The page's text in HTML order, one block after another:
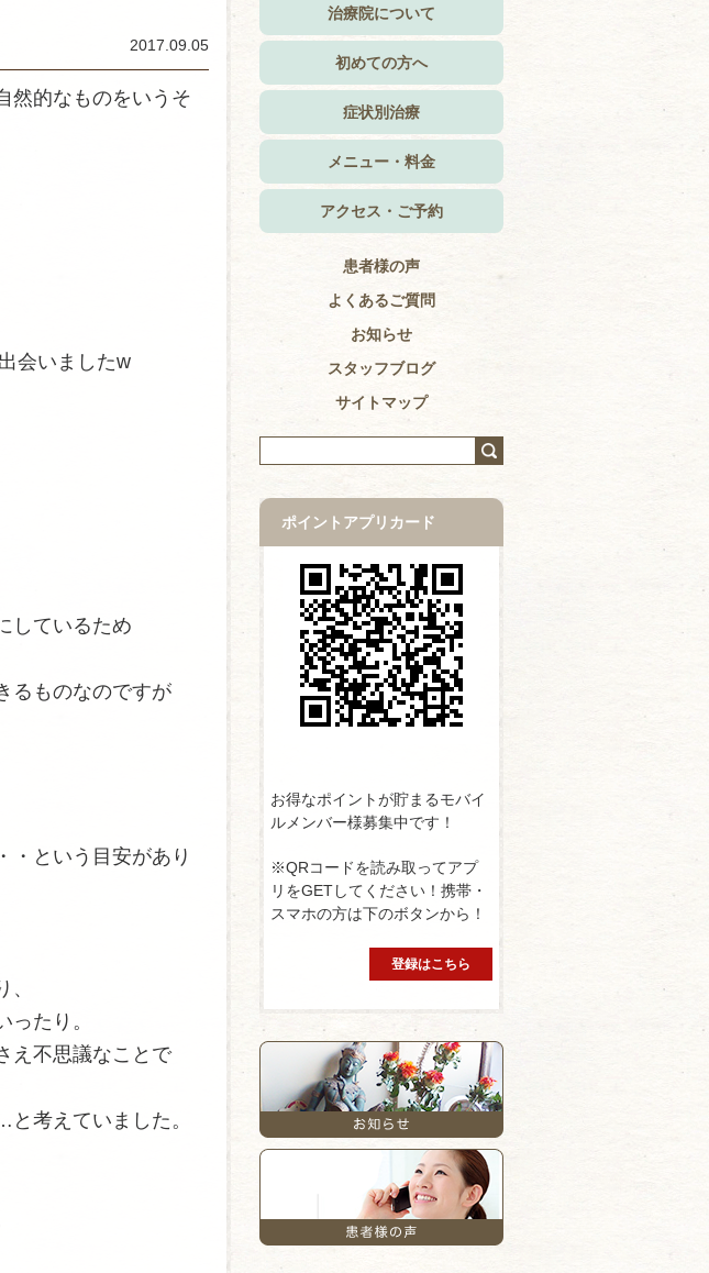
2017.09.05
然的なものをいうそ
会いましたw
しているため
るものなのですが
・という目安があり
たり。
え不思議なことで
考えていました。
治療院について
初めての方へ
症状別治療
メニュー・料金
アクセス・ご予約
患者様の声
よくあるご質問
お知らせ
スタッフブログ
サイトマップ
ポイントアプリカード
お得なポイントが貯まるモバイ
ルメンバー様募集中です！
※QRコードを読み取ってアプ
リをGETしてください！携帯・
スマホの方は下のボタンから！
登録はこちら